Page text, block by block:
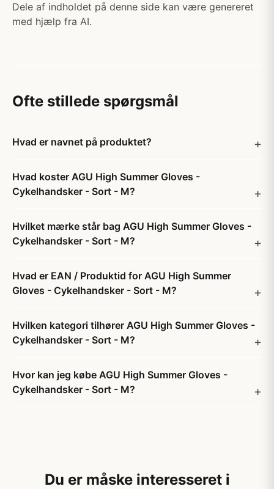
Dele af indholdet på denne side kan være genereret
med hjælp fra AI.
Ofte stillede spørgsmål
Hvad er navnet på produktet?
Hvad koster AGU High Summer Gloves -
Cykelhandsker - Sort - M?
Hvilket mærke står bag AGU High Summer Gloves -
Cykelhandsker - Sort - M?
Hvad er EAN / Produktid for AGU High Summer
Gloves - Cykelhandsker - Sort - M?
Hvilken kategori tilhører AGU High Summer Gloves -
Cykelhandsker - Sort - M?
Hvor kan jeg købe AGU High Summer Gloves -
Cykelhandsker - Sort - M?
Du er måske interesseret i